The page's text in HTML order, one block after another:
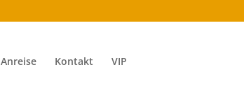
Anreise Kontakt VIP